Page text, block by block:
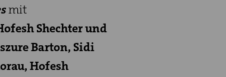
mit
Shechter und
Barton, Sidi
Hofesh